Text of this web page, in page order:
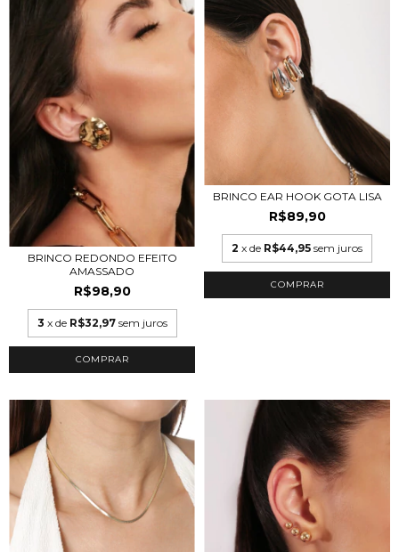
BRINCO REDONDO EFEITO
AMASSADO
R$98,90
3 x de R$32,97 sem juros
COMPRAR
BRINCO EAR HOOK GOTA LISA
R$89,90
2 x de R$44,95 sem juros
COMPRAR